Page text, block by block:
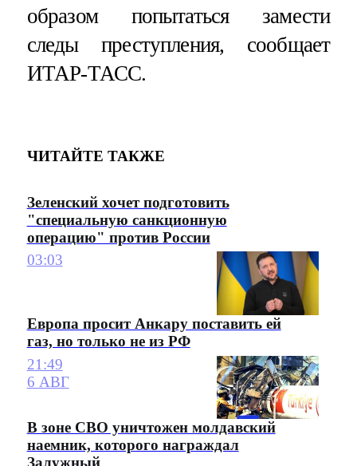
образом попытаться замести
следы преступления, сообщает
ИТАР-ТАСС.
ЧИТАЙТЕ ТАКЖЕ
Зеленский хочет подготовить
"специальную санкционную
операцию" против России
03:03
Европа просит Анкару поставить ей
газ, но только не из РФ
21:49
6 АВГ
В зоне СВО уничтожен молдавский
наемник, которого награждал